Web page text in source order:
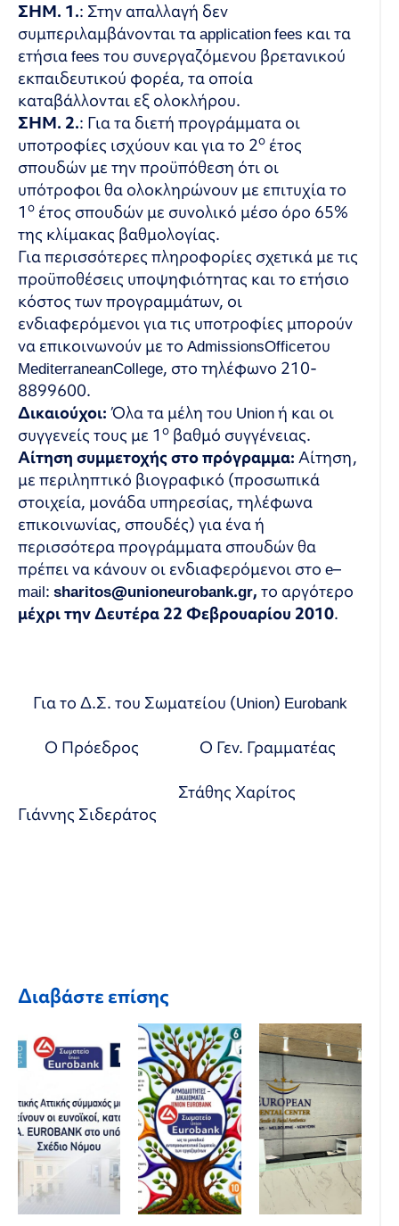
ΣΗΜ. 1.: Στην απαλλαγή δεν
συμπεριλαμβάνονται τα application fees και τα
ετήσια fees του συνεργαζόμενου βρετανικού
εκπαιδευτικού φορέα, τα οποία
καταβάλλονται εξ ολοκλήρου.
ΣΗΜ. 2.: Για τα διετή προγράμματα οι
υποτροφίες ισχύουν και για το 2ο έτος
σπουδών με την προϋπόθεση ότι οι
υπότροφοι θα ολοκληρώνουν με επιτυχία το
1 ο έτος σπουδών με συνολικό μέσο όρο 65%
της κλίμακας βαθμολογίας.
Για περισσότερες πληροφορίες σχετικά με τις
προϋποθέσεις υποψηφιότητας και το ετήσιο
κόστος των προγραμμάτων, οι
ενδιαφερόμενοι για τις υποτροφίες μπορούν
να επικοινωνούν με το AdmissionsOfficeτου
MediterraneanCollege, στο τηλέφωνο 210-
8899600.
Δικαιούχοι: Όλα τα μέλη του Unionή και οι
συγγενείς τους με 1 ο βαθμό συγγένειας.
Αίτηση συμμετοχής στο πρόγραμμα: Αίτηση,
με περιληπτικό βιογραφικό (προσωπικά
στοιχεία, μονάδα υπηρεσίας, τηλέφωνα
επικοινωνίας, σπουδές) για ένα ή
περισσότερα προγράμματα σπουδών θα
πρέπει να κάνουν οι ενδιαφερόμενοι στο e–
mail: sharitos@unioneurobank.gr, το αργότερο
μέχρι την Δευτέρα 22 Φεβρουαρίου 2010.
Για το Δ.Σ. του Σωματείου (Union) Eurobank
Ο Πρόεδρος Ο Γεν. Γραμματέας
Στάθης Χαρίτος
Γιάννης Σιδεράτος
Διαβάστε επίσης